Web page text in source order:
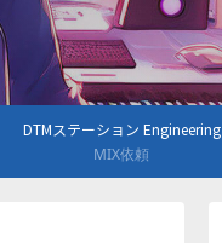
DTMステーション Engineering
MIX依頼